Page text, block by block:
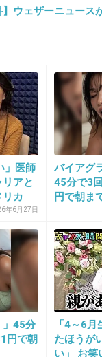
がってきてる
→でも結婚し
ようと思う頃
ね
う…
+199
】ウェザーニュース
」医師
アと
カ
年6月27日
バイアグ
45分で3
円で朝ま
」45分
円で朝
「4～6
たほうが
い」 お笑